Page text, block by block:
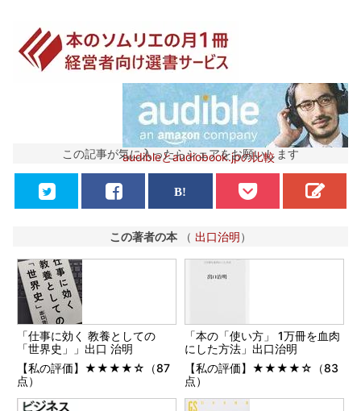
audibleとaudiobook.jpの比較
この記事が気に入ったらシェアをお願いします
この著者の本 （ 出口治明）
「仕事に効く 教養としての
「世界史」」出口 治明
【私の評価】★★★★☆（87
点）
「本の「使い方」 1万冊を血肉
にした方法」出口治明
【私の評価】★★★★☆（83
点）